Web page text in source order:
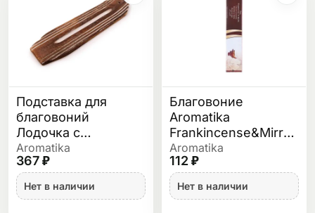
Подставка для
благовоний
Лодочка с
полосками
Aromatika
367 ₽
Нет в наличии
Благовоние
Aromatika
Frankincense&Mirrh
(Ладан и Мирра) 15
гр
Aromatika
112 ₽
Нет в наличии